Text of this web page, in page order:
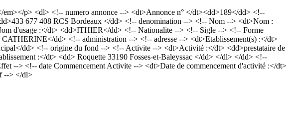
p> <dl> <!-- numero annonce --> <dt>Annonce n° </dt><dd>189</dd> <!--
677 408 RCS Bordeaux </dd> <!-- denomination --> <!-- Nom --> <dt>Nom :
d'usage :</dt> <dd>ITHIER</dd> <!-- Nationalite --> <!-- Sigle --> <!-- Forme
dd> <!-- administration --> <!-- adresse --> <dt>Etablissement(s) :</dt>
dd> <!-- origine du fond --> <!-- Activite --> <dt>Activité :</dt> <dd>prestataire de
:</dt> <dd> Roquette 33190 Fosses-et-Baleyssac </dd> </dl> </dd> <!--
> <!-- date Commencement Activite --> <dt>Date de commencement d'activité :</dt>
--> </dl>